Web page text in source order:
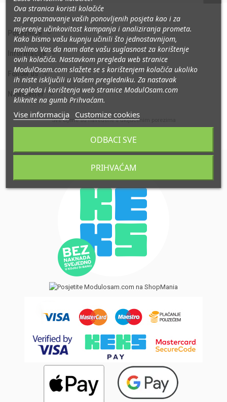
Poveznice
Informacije
Ova stranica koristi kolačiće
za prepoznavanje vaših ponovljenih posjeta kao i za
mjerenje učinkovitost kampanja i analiziranja prometa.
Kako bismo vašu kupnju učinili što jednostavnijom,
molimo Vas da nam date vašu suglasnost za korištenje
ovih kolačića. Nastavkom pregleda web stranice
ModulOsam.com slažete se s korištenjem kolačića ukoliko
ih niste isključili u Vašem pregledniku. Za nastavak
pregleda i korištenja web stranice ModulOsam.com
kliknite na gumb Prihvaćam.
Vise informacija Customize cookies
ODBACI SVE
PRIHVAĆAM
Follow us
Newsletter
Sve cijene su navedene s uključenim porezima